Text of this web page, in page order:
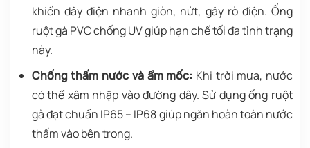
khiến dây điện nhanh giòn, nứt, gây rò điện. Ống
ruột gà PVC chống UV giúp hạn chế tối đa tình trạng
này.
Chống thấm nước và ẩm mốc: Khi trời mưa, nước
có thể xâm nhập vào đường dây. Sử dụng ống ruột
gà đạt chuẩn IP65 – IP68 giúp ngăn hoàn toàn nước
thấm vào bên trong.